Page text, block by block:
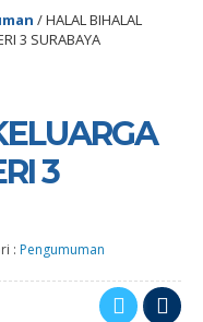
/HALAL BIHALAL
3 SURABAYA
3
: Pengumuman